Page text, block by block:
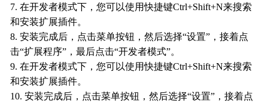
7. 在开发者模式下，您可以使用快捷键Ctrl+Shift+N来搜索
和安装扩展插件。
8. 安装完成后，点击菜单按钮，然后选择“设置”，接着点
击“扩展程序”，最后点击“开发者模式”。
9. 在开发者模式下，您可以使用快捷键Ctrl+Shift+N来搜索
和安装扩展插件。
10. 安装完成后，点击菜单按钮，然后选择“设置”，接着点